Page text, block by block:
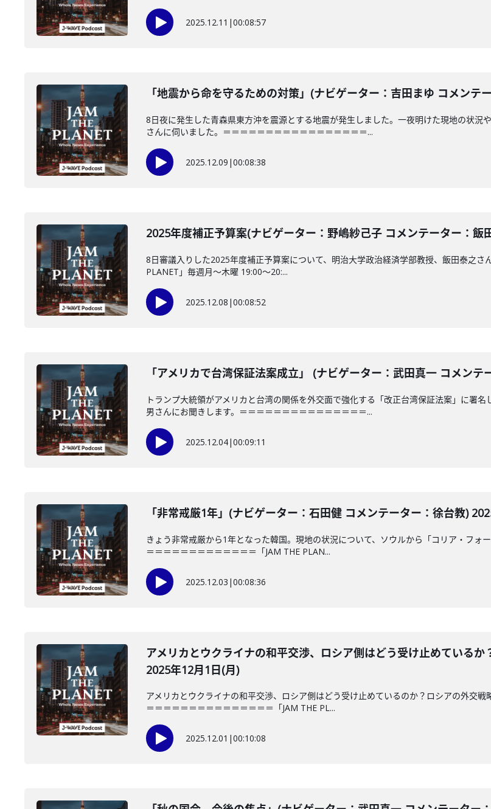
2025.12.11 |00:08:57
「地震から命を守るための対策」(ナビゲーター：吉田まゆ コメンテ
8日夜に発生した青森県東方沖を震源とする地震が発生しました。一夜明けた現地の状
さんに伺いました。＝＝＝＝＝＝＝＝＝＝＝＝＝＝＝＝＝...
2025.12.09 |00:08:38
2025年度補正予算案(ナビゲーター：野嶋紗己子 コメンテーター：飯
8日審議入りした2025年度補正予算案について、明治大学政治経済学部教授、飯田泰之
PLANET」毎週月～木曜 19:00～20:...
2025.12.08 |00:08:52
「アメリカで台湾保証法案成立」 (ナビゲーター：武田真一 コメン
トランプ大統領がアメリカと台湾の関係を外交面で強化する「改正台湾保証法案」に署
男さんにお聞きします。＝＝＝＝＝＝＝＝＝＝＝＝＝＝＝...
2025.12.04|00:09:11
「非常戒厳1年」(ナビゲーター：石田健 コメンテーター：徐台教)
きょう非常戒厳から1年となった韓国。現地の状況について、ソウルから「コリア・フ
＝＝＝＝＝＝＝＝＝＝＝＝＝「JAM THE PLAN...
2025.12.03 |00:08:36
アメリカとウクライナの和平交渉、ロシア側はどう受け止めている
2025年12月1日(月)
アメリカとウクライナの和平交渉、ロシア側はどう受け止めているのか？ロシアの外交
＝＝＝＝＝＝＝＝＝＝＝＝＝＝＝「JAM THE PL...
2025.12.01 |00:10:08